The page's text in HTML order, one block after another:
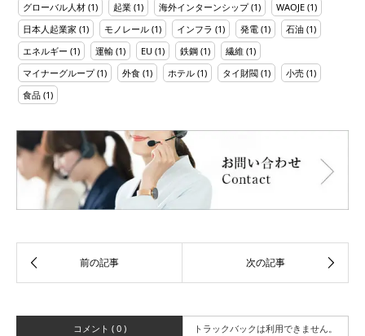
グローバル人材 (1) 起業 (1) 海外インターンシップ(1) WAOJE (1)
日本人起業家 (1) モノレール (1) インフラ (1) 発電 (1) 石油 (1)
エネルギー (1) 運輸 (1) EU (1) 鉄鋼 (1) 繊維 (1)
マイナーグループ(1) 外食 (1) ホテル (1) タイ財閥 (1) 小売 (1)
食品 (1)
コメント ( 0 ) トラックバックは利用できません。